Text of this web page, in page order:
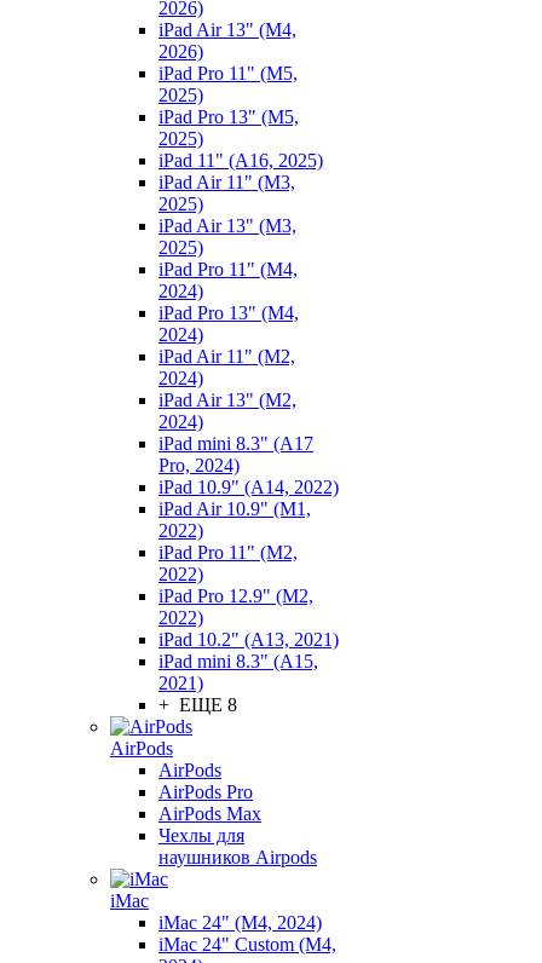
2026)
iPad Air 13" (M4,
2026)
iPad Pro 11" (M5,
2025)
iPad Pro 13" (M5,
2025)
iPad 11" (A16, 2025)
iPad Air 11" (M3,
2025)
iPad Air 13" (M3,
2025)
iPad Pro 11" (M4,
2024)
iPad Pro 13" (M4,
2024)
iPad Air 11" (M2,
2024)
iPad Air 13" (M2,
2024)
iPad mini 8.3" (A17
Pro, 2024)
iPad 10.9" (A14, 2022)
iPad Air 10.9" (M1,
2022)
iPad Pro 11" (M2,
2022)
iPad Pro 12.9" (M2,
2022)
iPad 10.2" (A13, 2021)
iPad mini 8.3" (A15,
2021)
+ ЕЩЕ 8
AirPods
AirPods
AirPods Pro
AirPods Max
Чехлы для
наушников Airpods
iMac
iMac 24" (M4, 2024)
iMac 24" Custom (M4,